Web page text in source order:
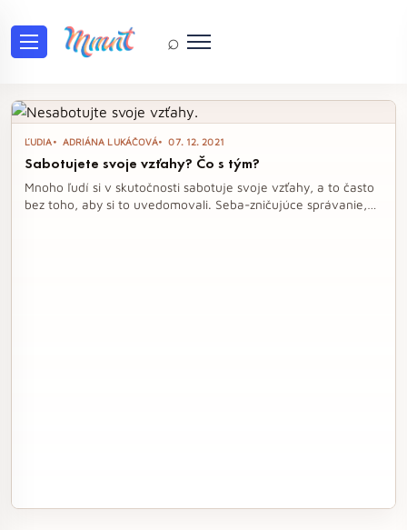
⌕
Tag: milenci
ĽUDIA ADRIÁNA LUKÁČOVÁ 07. 12. 2021
Sabotujete svoje vzťahy? Čo s tým?
Mnoho ľudí si v skutočnosti sabotuje svoje vzťahy, a to často
bez toho, aby si to uvedomovali. Seba-zničujúce správanie,